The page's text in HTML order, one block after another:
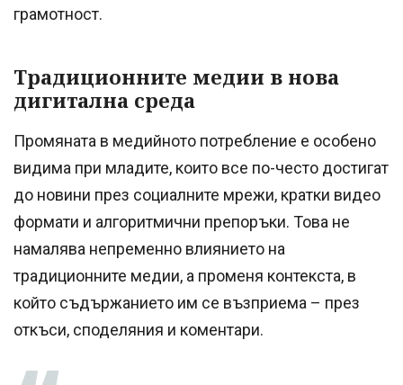
грамотност.
Традиционните медии в нова
дигитална среда
Промяната в медийното потребление е особено
видима при младите, които все по-често достигат
до новини през социалните мрежи, кратки видео
формати и алгоритмични препоръки. Това не
намалява непременно влиянието на
традиционните медии, а променя контекста, в
който съдържанието им се възприема – през
откъси, споделяния и коментари.